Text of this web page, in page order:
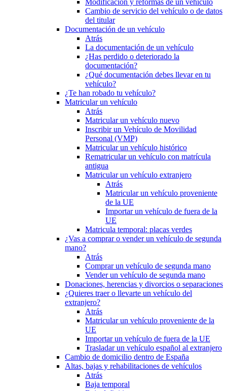
Modificación y reformas de un vehículo
Cambio de servicio del vehículo o de datos
del titular
Documentación de un vehículo
Atrás
La documentación de un vehículo
¿Has perdido o deteriorado la
documentación?
¿Qué documentación debes llevar en tu
vehículo?
¿Te han robado tu vehículo?
Matricular un vehículo
Atrás
Matricular un vehículo nuevo
Inscribir un Vehículo de Movilidad
Personal (VMP)
Matricular un vehículo histórico
Rematricular un vehículo con matrícula
antigua
Matricular un vehículo extranjero
Atrás
Matricular un vehículo proveniente
de la UE
Importar un vehículo de fuera de la
UE
Matricula temporal: placas verdes
¿Vas a comprar o vender un vehículo de segunda
mano?
Atrás
Comprar un vehículo de segunda mano
Vender un vehículo de segunda mano
Donaciones, herencias y divorcios o separaciones
¿Quieres traer o llevarte un vehículo del
extranjero?
Atrás
Matricular un vehículo proveniente de la
UE
Importar un vehículo de fuera de la UE
Trasladar un vehículo español al extranjero
Cambio de domicilio dentro de España
Altas, bajas y rehabilitaciones de vehículos
Atrás
Baja temporal